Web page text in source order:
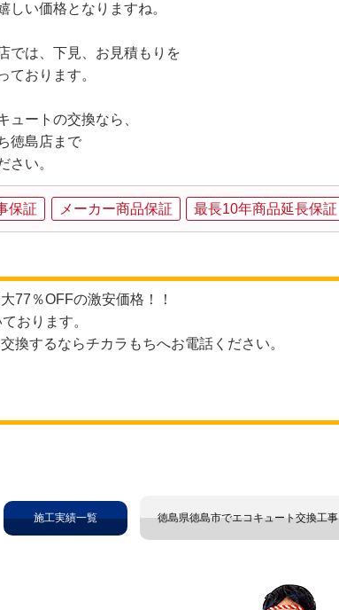
しい価格となりますね。
では、下見、お見積もりを
ております。
ュートの交換なら、
徳島店まで
さい。
保証 メーカー商品保証 最長10年商品延長保証
77％OFFの激安価格！！
おります。
換するならチカラもちへお電話ください。
徳島県徳島市でエコキュート交換工事
施工実績一覧